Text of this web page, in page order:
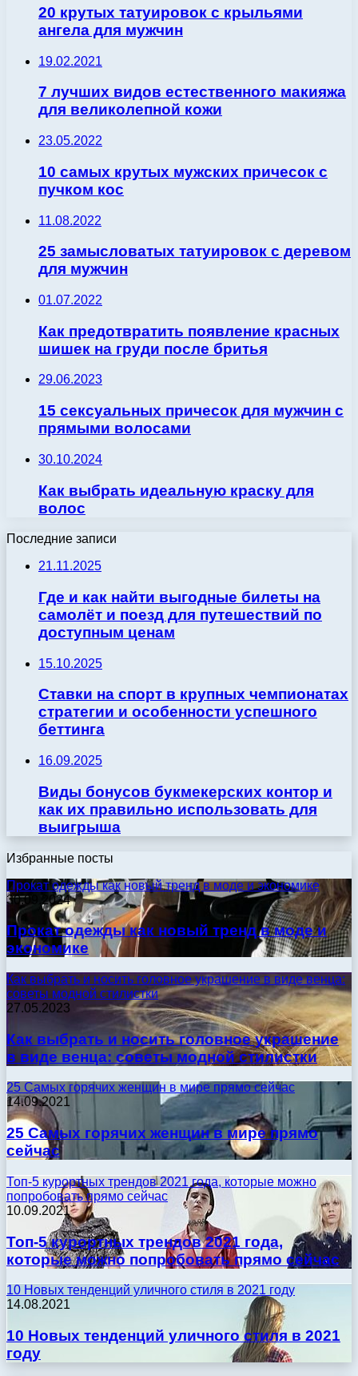
20 крутых татуировок с крыльями
ангела для мужчин
19.02.2021
7 лучших видов естественного макияжа
для великолепной кожи
23.05.2022
10 самых крутых мужских причесок с
пучком кос
11.08.2022
25 замысловатых татуировок с деревом
для мужчин
01.07.2022
Как предотвратить появление красных
шишек на груди после бритья
29.06.2023
15 сексуальных причесок для мужчин с
прямыми волосами
30.10.2024
Как выбрать идеальную краску для
волос
Последние записи
21.11.2025
Где и как найти выгодные билеты на
самолёт и поезд для путешествий по
доступным ценам
15.10.2025
Ставки на спорт в крупных чемпионатах
стратегии и особенности успешного
беттинга
16.09.2025
Виды бонусов букмекерских контор и
как их правильно использовать для
выигрыша
Избранные посты
Прокат одежды как новый тренд в моде и экономике
30.09.2024
Прокат одежды как новый тренд в моде и
экономике
Как выбрать и носить головное украшение в виде венца:
советы модной стилистки
27.05.2023
Как выбрать и носить головное украшение
в виде венца: советы модной стилистки
25 Самых горячих женщин в мире прямо сейчас
14.09.2021
25 Самых горячих женщин в мире прямо
сейчас
Топ-5 курортных трендов 2021 года, которые можно
попробовать прямо сейчас
10.09.2021
Топ-5 курортных трендов 2021 года,
которые можно попробовать прямо сейчас
10 Новых тенденций уличного стиля в 2021 году
14.08.2021
10 Новых тенденций уличного стиля в 2021
году